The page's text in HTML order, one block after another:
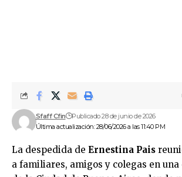
Última actualización: 28/06/2026 a las 11:40 PM
Sfaff Cfin Publicado 28 de junio de 2026
La despedida de Ernestina Pais
a familiares, amigos y colegas en